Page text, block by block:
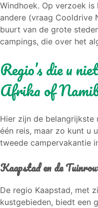
Windhoek. Op verzoek
andere (vraag Cooldrive
buurt van de grote
campings, die over het
Regio’s die u
Afrika of
Hier zijn de belangrijkste
één reis, maar zo kunt u
tweede campervakantie
Kaapstad en de
De regio Kaapstad, met
kustgebieden, biedt een